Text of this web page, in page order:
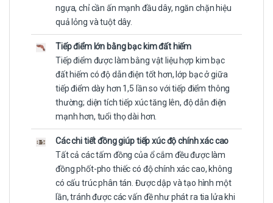
ngựa, chỉ cần ấn mạnh đầu dây, ngăn chặn hiệu
quả lỏng và tuột dây.
Tiếp điểm lớn bằng bạc kim đất hiếm
Tiếp điểm được làm bằng vật liệu hợp kim bạc
đất hiếm có độ dẫn điện tốt hơn, lớp bạc ở giữa
tiếp điểm dày hơn 1,5 lần so với tiếp điểm thông
thường; diện tích tiếp xúc tăng lên, độ dẫn điện
mạnh hơn, tuổi thọ dài hơn.
Các chi tiết đồng giúp tiếp xúc độ chính xác cao
Tất cả các tấm đồng của ổ cắm đều được làm
đồng phốt-pho thiếc có độ chính xác cao, không
có cấu trúc phân tán. Được dập và tạo hình một
lần, tránh được các vấn đề như phát ra tia lửa khi